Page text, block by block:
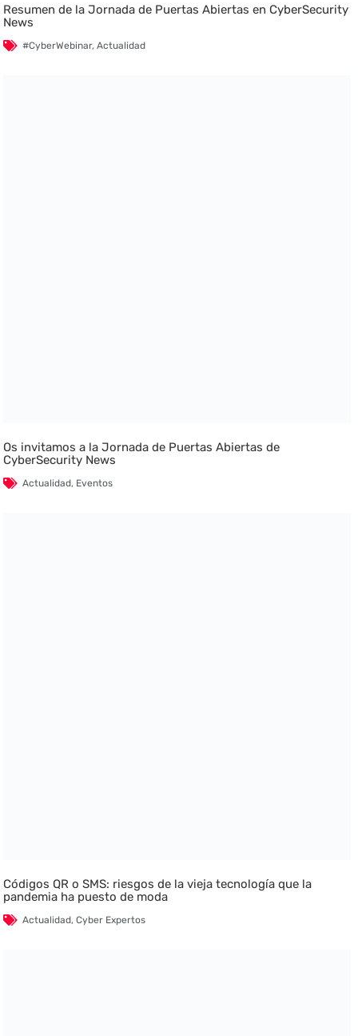
Resumen de la Jornada de Puertas Abiertas en CyberSecurity
News
#CyberWebinar,Actualidad
Os invitamos a la Jornada de Puertas Abiertas de
CyberSecurity News
Actualidad, Eventos
Códigos QR o SMS: riesgos de la vieja tecnología que la
pandemia ha puesto de moda
Actualidad,Cyber Expertos